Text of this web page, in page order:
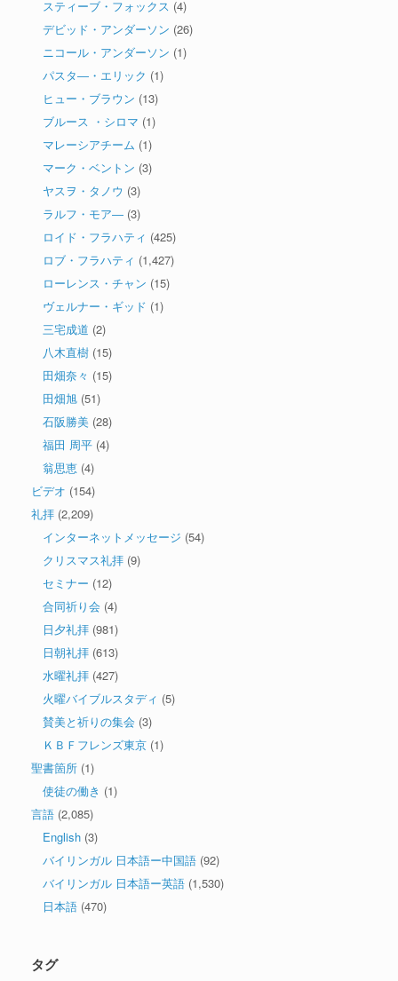
スティーブ・フォックス (4)
デビッド・アンダーソン (26)
ニコール・アンダーソン (1)
パスタ―・エリック (1)
ヒュー・ブラウン (13)
ブルース ・シロマ (1)
マレーシアチーム (1)
マーク・ベントン (3)
ヤスヲ・タノウ (3)
ラルフ・モア― (3)
ロイド・フラハティ (425)
ロブ・フラハティ (1,427)
ローレンス・チャン (15)
ヴェルナー・ギッド (1)
三宅成道 (2)
八木直樹 (15)
田畑奈々 (15)
田畑旭 (51)
石阪勝美 (28)
福田 周平 (4)
翁思恵 (4)
ビデオ (154)
礼拝 (2,209)
インターネットメッセージ (54)
クリスマス礼拝 (9)
セミナー (12)
合同祈り会 (4)
日夕礼拝 (981)
日朝礼拝 (613)
水曜礼拝 (427)
火曜バイブルスタディ (5)
賛美と祈りの集会 (3)
ＫＢＦフレンズ東京 (1)
聖書箇所 (1)
使徒の働き (1)
言語 (2,085)
English (3)
バイリンガル 日本語ー中国語 (92)
バイリンガル 日本語ー英語 (1,530)
日本語 (470)
タグ